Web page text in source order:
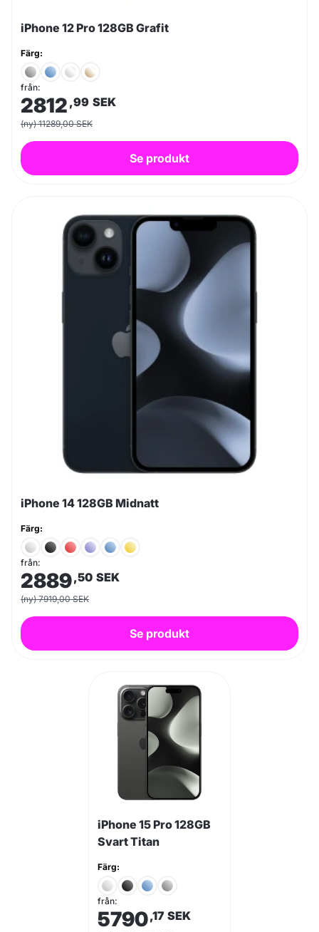
iPhone 12 Pro 128GB Grafit
Färg:
från:
2812 ,99 SEK
(ny) 11289,00 SEK
Se produkt
iPhone 14 128GB Midnatt
Färg:
från:
2889,50 SEK
(ny) 7919,00 SEK
Se produkt
iPhone 15 Pro 128GB
Svart Titan
Färg:
från:
5790,17 SEK